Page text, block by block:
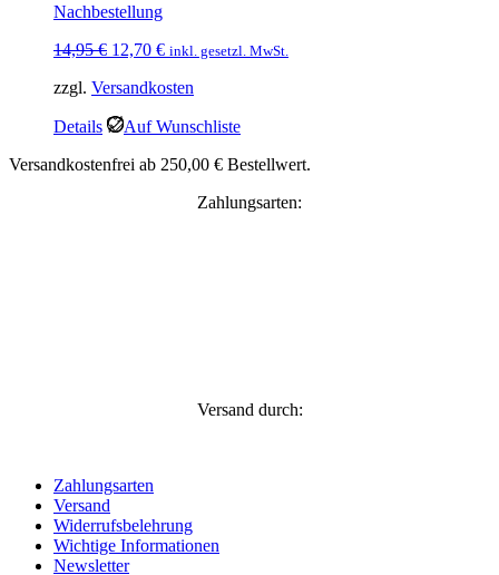
Nachbestellung
14,95€ Ursprünglicher
war:
12,70 €Aktueller
ist:
inkl. gesetzl. MwSt.
zzgl. Versandkosten
Details
Auf Wunschliste
Versandkostenfrei ab 250,00 € Bestellwert.
Zahlungsarten:
Versand durch:
Zahlungsarten
Versand
Widerrufsbelehrung
Wichtige Informationen
Newsletter